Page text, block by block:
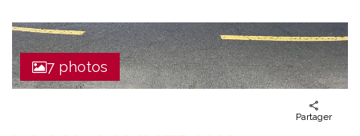
7 photos
Partager